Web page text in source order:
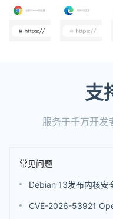
支
服务于千万开发
常见问题